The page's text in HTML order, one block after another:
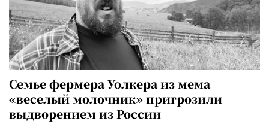
Семье фермера Уолкера из мема
«веселый молочник» пригрозили
выдворением из России